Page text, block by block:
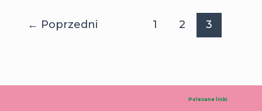
← Poprzedni 1 2 3
Polecane linki